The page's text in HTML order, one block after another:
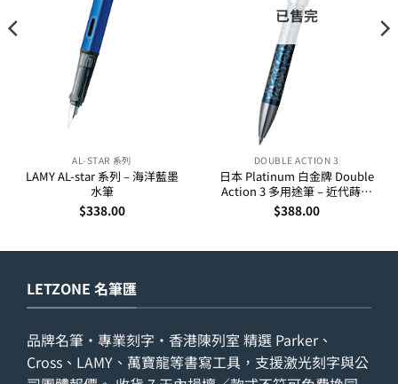
AL-STAR 系列
LAMY AL-star 系列 – 海洋藍墨
水筆
$338.00
已售完
DOUBLE ACTION 3
日本 Platinum 白金牌 Double
Action 3 多用途筆 – 近代蒔繪
(唐草藍)
$388.00
LETZONE 名筆匯
品牌名筆・專業刻字・香港陳列室 精選 Parker、
Cross、LAMY、萬寶龍等書寫工具，支援激光刻字與公